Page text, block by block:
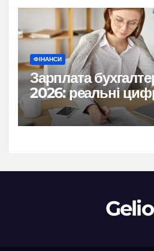
ФІНАНСИ
Зарплата
2026: реальні
нюанси